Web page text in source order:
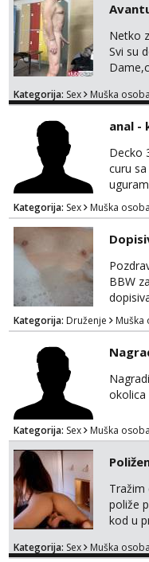
Netko
Svi su
Kategorija: Sex Muška
anal -
Decko
curu
parovi i
kakva
dolaze
Kategorija: Sex Muška
BBW
Kategorija: Druženje Muška
okolica
Kategorija: Sex Muška
Tražim
poliže
kod u
jer
Kategorija: Sex Muška